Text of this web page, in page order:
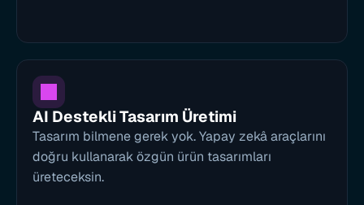
AI Destekli Tasarım Üretimi
Tasarım bilmene gerek yok. Yapay zekâ araçlarını
doğru kullanarak özgün ürün tasarımları
üreteceksin.